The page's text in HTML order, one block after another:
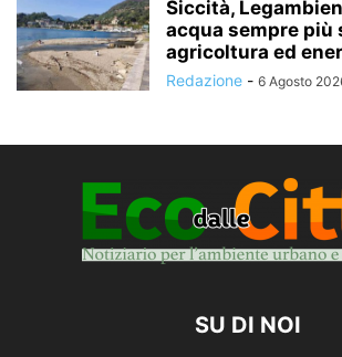
Siccità,
acqua sempre più
agricoltura ed
Redazione - 6 Agosto
SU DI NOI